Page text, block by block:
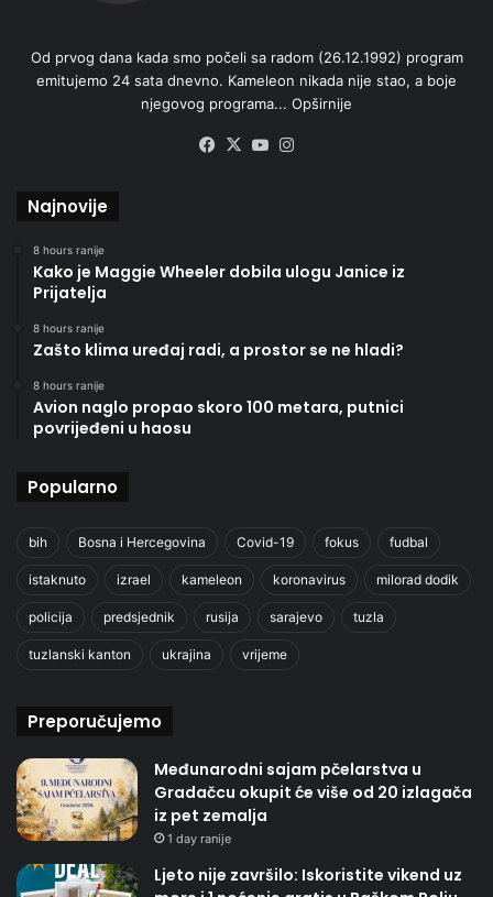
Od prvog dana kada smo počeli sa radom (26.12.1992) program
emitujemo 24 sata dnevno. Kameleon nikada nije stao, a boje
njegovog programa... Opširnije
Facebook
X YouTube
Najnovije
8 hours ranije
Kako je Maggie Wheeler dobila ulogu Janice iz
Prijatelja
8 hours ranije
Zašto klima uređaj radi, a prostor se ne hladi?
8 hours ranije
Avion naglo propao skoro 100 metara, putnici
povrijeđeni u haosu
Popularno
bih Bosna i Hercegovina Covid-19 fokus fudbal
istaknuto izrael kameleon koronavirus milorad dodik
policija predsjednik rusija sarajevo tuzla
tuzlanski kanton ukrajina vrijeme
Preporučujemo
Međunarodni sajam pčelarstva u
Gradačcu okupit će više od 20 izlagača
iz pet zemalja
1 day ranije
Ljeto nije završilo: Iskoristite vikend uz